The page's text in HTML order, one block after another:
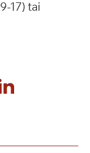
17) tai